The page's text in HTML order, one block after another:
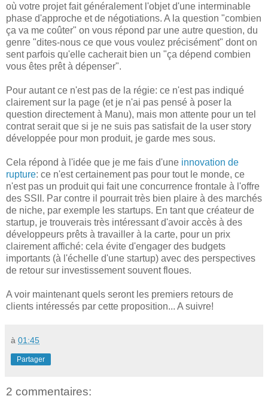
où votre projet fait généralement l'objet d'une interminable
phase d'approche et de négotiations. A la question "combien
ça va me coûter" on vous répond par une autre question, du
genre "dites-nous ce que vous voulez précisément" dont on
sent parfois qu'elle cacherait bien un "ça dépend combien
vous êtes prêt à dépenser".
Pour autant ce n'est pas de la régie: ce n'est pas indiqué
clairement sur la page (et je n'ai pas pensé à poser la
question directement à Manu), mais mon attente pour un tel
contrat serait que si je ne suis pas satisfait de la user story
développée pour mon produit, je garde mes sous.
Cela répond à l'idée que je me fais d'une innovation de
rupture: ce n'est certainement pas pour tout le monde, ce
n'est pas un produit qui fait une concurrence frontale à l'offre
des SSII. Par contre il pourrait très bien plaire à des marchés
de niche, par exemple les startups. En tant que créateur de
startup, je trouverais très intéressant d'avoir accès à des
développeurs prêts à travailler à la carte, pour un prix
clairement affiché: cela évite d'engager des budgets
importants (à l'échelle d'une startup) avec des perspectives
de retour sur investissement souvent floues.
A voir maintenant quels seront les premiers retours de
clients intéressés par cette proposition... A suivre!
à 01:45
Partager
2 commentaires: